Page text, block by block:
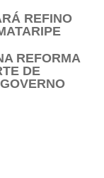
REFINO
REFORMA
DE